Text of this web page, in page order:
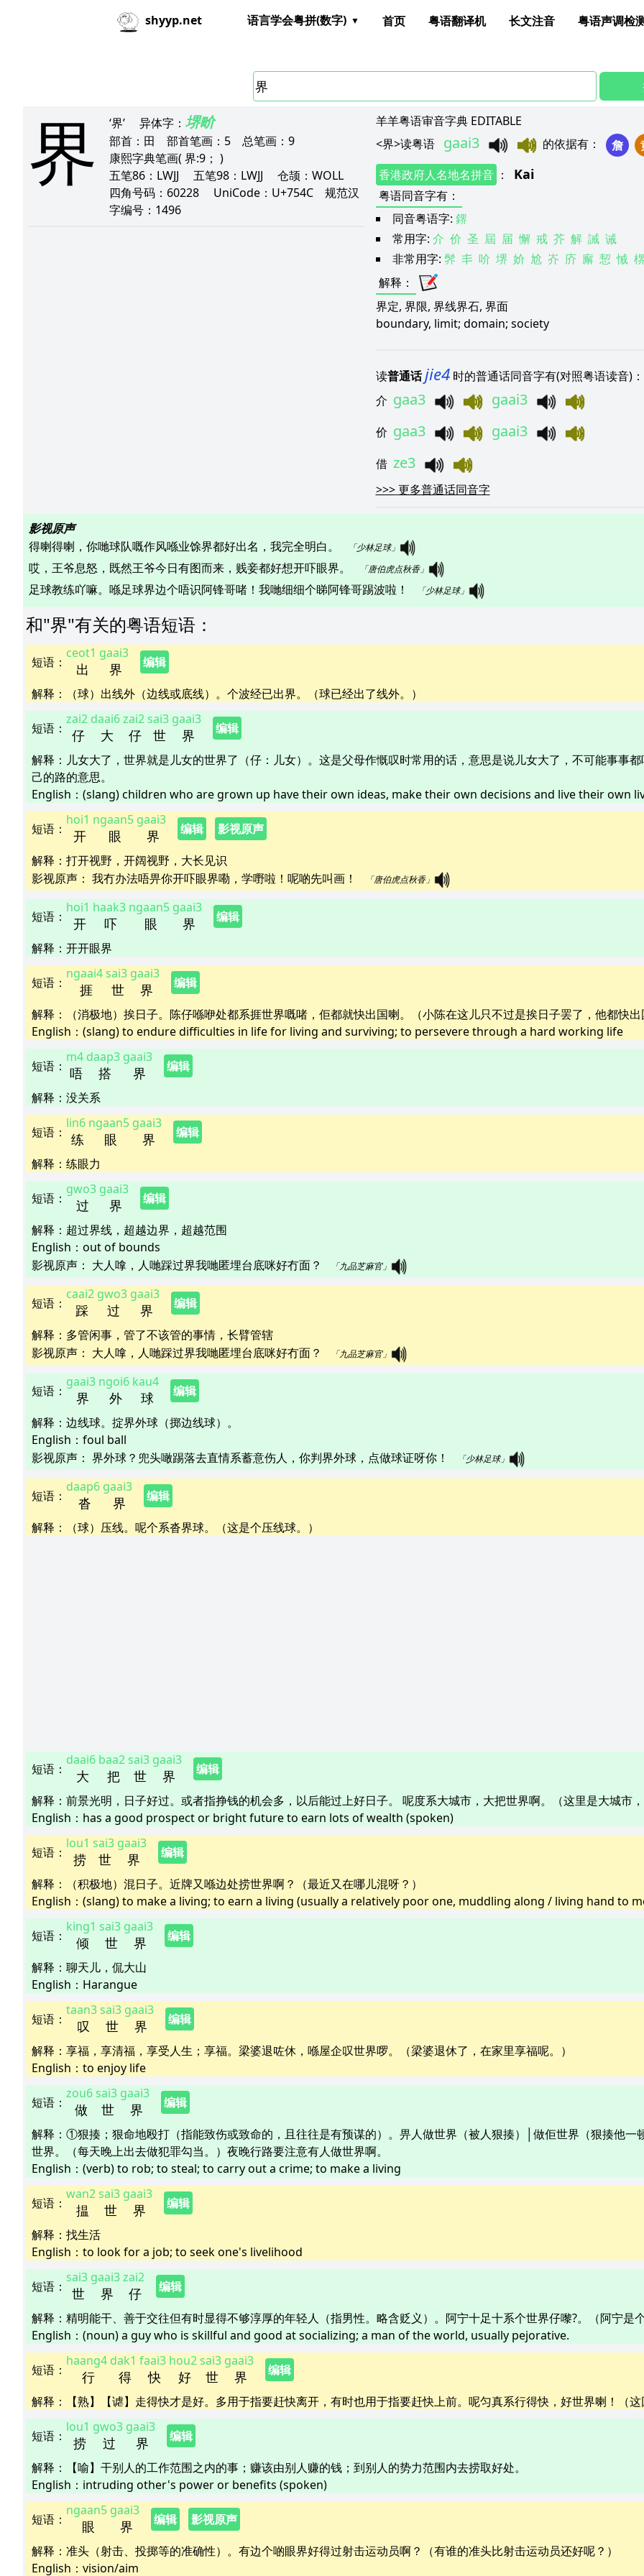
shyyp.net 语言学会粤拼(数字) 首页 粤语翻译机 长文注音 粤语声调检
界 ‘界’ 异体字： 堺畍
部首： 田 部首笔画： 5 总笔画： 9
康熙字典笔画( 界:9； )
五笔86： LWJJ 五笔98： LWJJ 仓颉： WOLL
四角号码： 60228 UniCode： U+754C 规范汉
字编号： 1496
羊羊粤语审音字典 EDITABLE
<界>读粤语 gaai3 的依据有： 詹
香港政府人名地名拼音 ： Kai
粤语同音字有：
同音粤语字: 鎅
常用字: 介 价 圣 屆 届 懈 戒 芥 解 誡 诫
非常用字: 䯰 丯 吤 堺 妎 尬 岕 庎 廨 恝 悈
解释 ：
界定, 界限, 界线界石, 界面
boundary, limit; domain; society
读普通话 jie4 时的普通话同音字有(对照粤语读音)：
介 gaa3 gaai3
价 gaa3 gaai3
借 ze3
>>> 更多普通话同音字
影视原声
得喇得喇，你哋球队嘅作风喺业馀界都好出名，我完全明白。
「少林足球」
哎，王爷息怒，既然王爷今日有图而来，贱妾都好想开吓眼界。 「唐伯虎点秋香」
足球教练吖嘛。喺足球界边个唔识阿锋哥啫！我哋细细个睇阿锋哥踢波啦！ 「少林足球」
和"界"有关的粤语短语 ：
短语 ： 出
ceot1
界
gaai3
编辑
解释 ： （球）出线外（边线或底线）。个波经已出界。（球已经出了线外。）
短语 ： 仔
zai2
大
daai6
仔
zai2
世
sai3
界
gaai3
编辑
解释 ： 儿女大了，世界就是儿女的世界了（仔：儿女）。这是父母作慨叹时常用的话，意思是说儿女大了，不可能事事
己的路的意思。
English： (slang) children who are grown up have their own ideas, make their own decisions and live their own
短语 ： 开
hoi1
眼
ngaan5
界
gaai3
编辑
影视原声
解释 ： 打开视野，开阔视野，大长见识
影视原声： 我冇办法唔畀你开吓眼界嘞，学嘢啦！呢啲先叫画！ 「唐伯虎点秋香」
短语 ： 开
hoi1
吓
haak3
眼
ngaan5
界
gaai3
编辑
解释 ： 开开眼界
短语 ： 捱
ngaai4
世
sai3
界
gaai3
编辑
解释 ：
（消极地）挨日子。陈仔喺咿处都系捱世界嘅啫，佢都就快出国喇。（小陈在这儿只不过是挨日子罢了，他都快
English： (slang) to endure difficulties in life for living and surviving; to persevere through a hard working life
短语 ： 唔
m4
搭
daap3
界
gaai3
编辑
解释 ： 没关系
短语 ： 练
lin6
眼
ngaan5
界
gaai3
编辑
解释 ： 练眼力
短语 ： 过
gwo3
界
gaai3
编辑
解释 ： 超过界线，超越边界，超越范围
English： out of bounds
影视原声： 大人嗱，人哋踩过界我哋匿埋台底咪好冇面？ 「九品芝麻官」
短语 ： 踩
caai2
过
gwo3
界
gaai3
编辑
解释 ： 多管闲事，管了不该管的事情，长臂管辖
影视原声： 大人嗱，人哋踩过界我哋匿埋台底咪好冇面？ 「九品芝麻官」
短语 ： 界
gaai3
外
ngoi6
球
kau4
编辑
解释 ： 边线球。掟界外球（掷边线球）。
English： foul ball
影视原声： 界外球？兜头噉踢落去直情系蓄意伤人，你判界外球，点做球证呀你！ 「少林足球」
短语 ： 沓
daap6
界
gaai3
编辑
解释 ： （球）压线。呢个系沓界球。（这是个压线球。）
短语 ： 大
daai6
把
baa2
世
sai3
界
gaai3
编辑
解释 ： 前景光明，日子好过。或者指挣钱的机会多，以后能过上好日子。 呢度系大城市，大把世界啊。（这里是大城市
English： has a good prospect or bright future to earn lots of wealth (spoken)
短语 ： 捞
lou1
世
sai3
界
gaai3
编辑
解释 ：
（积极地）混日子。近牌又喺边处捞世界啊？（最近又在哪儿混呀？）
English： (slang) to make a living; to earn a living (usually a relatively poor one, muddling along / living hand to
短语 ： 倾
king1
世
sai3
界
gaai3
编辑
解释 ： 聊天儿，侃大山
English： Harangue
短语 ： 叹
taan3
世
sai3
界
gaai3
编辑
解释 ： 享福，享清福，享受人生；享福。梁婆退咗休，喺屋企叹世界啰。（梁婆退休了，在家里享福呢。）
English： to enjoy life
短语 ： 做
zou6
世
sai3
界
gaai3
编辑
解释 ： ①狠揍；狠命地殴打（指能致伤或致命的，且往往是有预谋的）。畀人做世界（被人狠揍）│做佢世界（狠揍他
世界。（每天晚上出去做犯罪勾当。）夜晚行路要注意有人做世界啊。
English： (verb) to rob; to steal; to carry out a crime; to make a living
短语 ： 揾
wan2
世
sai3
界
gaai3
编辑
解释 ： 找生活
English： to look for a job; to seek one's livelihood
短语 ： 世
sai3
界
gaai3
仔
zai2
编辑
解释 ： 精明能干、善于交往但有时显得不够淳厚的年轻人（指男性。略含贬义）。阿宁十足十系个世界仔嚟?。（阿宁是
English： (noun) a guy who is skillful and good at socializing; a man of the world, usually pejorative.
短语 ： 行
haang4
得
dak1
快
faai3
好
hou2
世
sai3
界
gaai3
编辑
解释 ： 【熟】【谑】走得快才是好。多用于指要赶快离开，有时也用于指要赶快上前。呢匀真系行得快，好世界喇！（
短语 ： 捞
lou1
过
gwo3
界
gaai3
编辑
解释 ：
【喻】干别人的工作范围之内的事；赚该由别人赚的钱；到别人的势力范围内去捞取好处。
English： intruding other's power or benefits (spoken)
短语 ： 眼
ngaan5
界
gaai3
编辑
影视原声
解释 ： 准头（射击、投掷等的准确性）。有边个啲眼界好得过射击运动员啊？（有谁的准头比射击运动员还好呢？）
English： vision/aim